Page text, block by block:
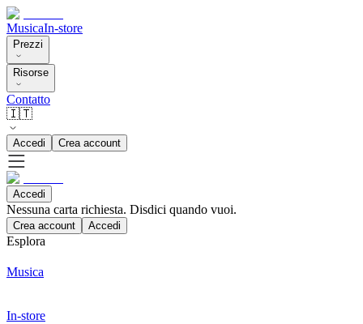
MusicaIn-store
Prezzi
Risorse
Contatto
🇮🇹
Accedi Crea account
Accedi
Nessuna carta richiesta. Disdici quando vuoi.
Crea account Accedi
Esplora
Musica
In-store